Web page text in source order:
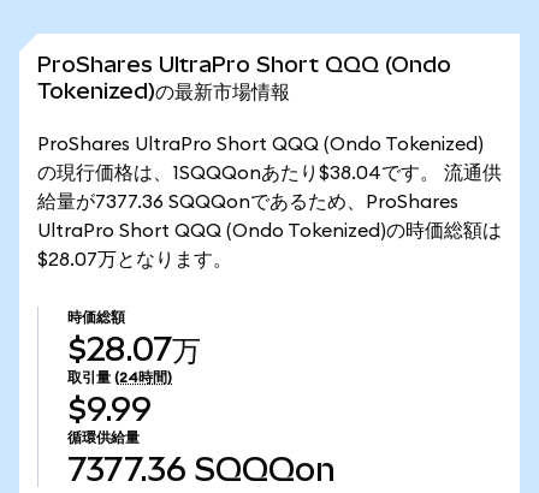
ProShares UltraPro Short QQQ (Ondo
Tokenized)の最新市場情報
ProShares UltraPro Short QQQ (Ondo Tokenized)
の現行価格は、1SQQQonあたり$38.04です。 流通供
給量が7377.36 SQQQonであるため、ProShares
UltraPro Short QQQ (Ondo Tokenized)の時価総額は
$28.07万となります。
時価総額
$28.07万
取引量 (24時間)
$9.99
循環供給量
7377.36 SQQQon